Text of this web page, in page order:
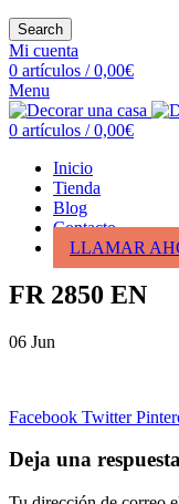
Search
Mi cuenta
0 artículos / 0,00€
Menu
0 artículos / 0,00€
Inicio
Tienda
Blog
Contacto
LLAMAR
FR 2850 EN
06 Jun
Facebook Twitter
Deja una